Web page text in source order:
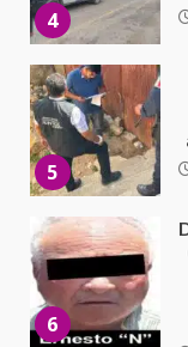
5
6
7